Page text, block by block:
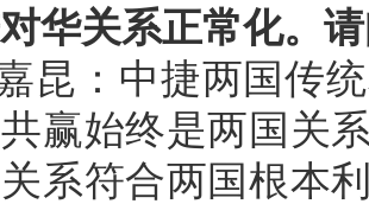
华关系正常化。
昆：中捷两国传
赢始终是两国关
系符合两国根本